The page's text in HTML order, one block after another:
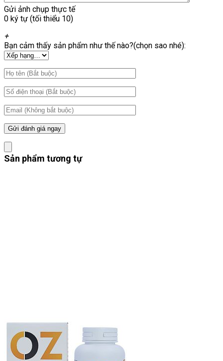
Gửi ảnh chụp thực tế
0 ký tự (tối thiểu 10)
+
Bạn cảm thấy sản phẩm như thế nào?(chọn sao nhé):
Sản phẩm tương tự